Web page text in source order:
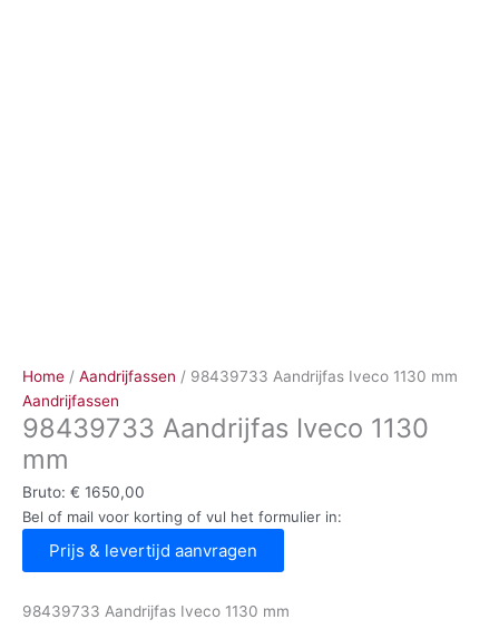
Home / Aandrijfassen / 98439733 Aandrijfas Iveco 1130 mm
Aandrijfassen
98439733 Aandrijfas Iveco 1130
mm
Bruto: € 1650,00
Bel of mail voor korting of vul het formulier in:
Prijs & levertijd aanvragen
98439733 Aandrijfas Iveco 1130 mm